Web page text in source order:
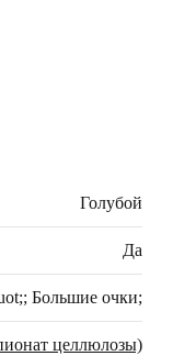
Голубой
Да
Большие очки;
целлюлозы)